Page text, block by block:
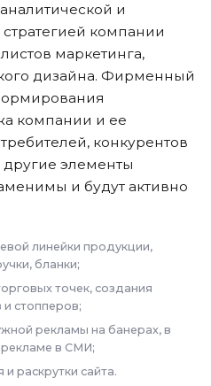
и
компании
маркетинга,
дизайна. Фирменный
компании и ее
конкурентов
другие элементы
и будут активно
линейки продукции,
бланки;
точек, создания
стопперов;
рекламы на банерах, в
рекламе в СМИ;
раскрутки сайта.